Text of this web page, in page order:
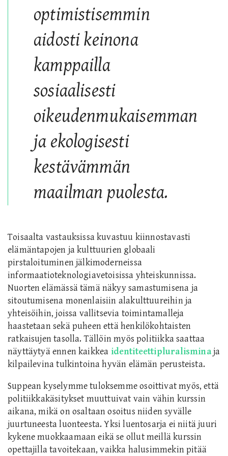
optimistisemmin
aidosti keinona
kamppailla
sosiaalisesti
oikeudenmukaisemman
ja ekologisesti
kestävämmän
maailman puolesta.
Toisaalta vastauksissa kuvastuu kiinnostavasti
elämäntapojen ja kulttuurien globaali
pirstaloituminen jälkimoderneissa
informaatioteknologiavetoisissa yhteiskunnissa.
Nuorten elämässä tämä näkyy samastumisena ja
sitoutumisena monenlaisiin alakulttuureihin ja
yhteisöihin, joissa vallitsevia toimintamalleja
haastetaan sekä puheen että henkilökohtaisten
ratkaisujen tasolla. Tällöin myös politiikka saattaa
näyttäytyä ennen kaikkea identiteettipluralisminaja
kilpailevina tulkintoina hyvän elämän perusteista.
Suppean kyselymme tuloksemme osoittivat myös, että
politiikkakäsitykset muuttuivat vain vähin kurssin
aikana, mikä on osaltaan osoitus niiden syvälle
juurtuneesta luonteesta. Yksi luentosarja ei niitä juuri
kykene muokkaamaan eikä se ollut meillä kurssin
opettajilla tavoitekaan, vaikka halusimmekin pitää